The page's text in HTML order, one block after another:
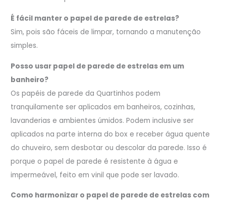
É fácil manter o papel de parede de estrelas?
Sim, pois são fáceis de limpar, tornando a manutenção
simples.
Posso usar papel de parede de estrelas em um
banheiro?
Os papéis de parede da Quartinhos podem
tranquilamente ser aplicados em banheiros, cozinhas,
lavanderias e ambientes úmidos. Podem inclusive ser
aplicados na parte interna do box e receber água quente
do chuveiro, sem desbotar ou descolar da parede. Isso é
porque o papel de parede é resistente à água e
impermeável, feito em vinil que pode ser lavado.
Como harmonizar o papel de parede de estrelas com